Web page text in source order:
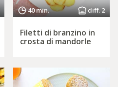
40 min. diff. 2
Filetti di branzino in
crosta di mandorle